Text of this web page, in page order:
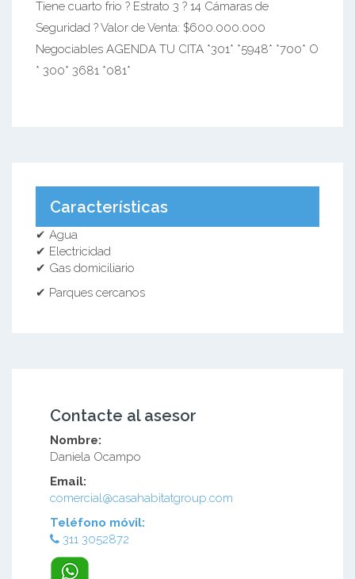
Tiene cuarto frio ? Estrato 3 ? 14 Cámaras de
Seguridad ? Valor de Venta: $600.000.000
Negociables AGENDA TU CITA *301* *5948* *700* O
* 300* 3681 *081*
Características
✔ Agua
✔ Electricidad
✔ Gas domiciliario
✔ Parques cercanos
Contacte al asesor
Nombre:
Daniela Ocampo
Email:
comercial@casahabitatgroup.com
Teléfono móvil:
311 3052872